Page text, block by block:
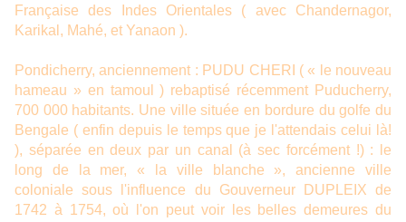
Française des Indes Orientales ( avec Chandernagor,
Karikal, Mahé, et Yanaon ).
Pondicherry, anciennement : PUDU CHERI ( « le nouveau
hameau » en tamoul ) rebaptisé récemment Puducherry,
700 000 habitants. Une ville située en bordure du golfe du
Bengale ( enfin depuis le temps que je l'attendais celui là!
), séparée en deux par un canal (à sec forcément !) : le
long de la mer, « la ville blanche », ancienne ville
coloniale sous l'influence du Gouverneur DUPLEIX de
1742 à 1754, où l'on peut voir les belles demeures du